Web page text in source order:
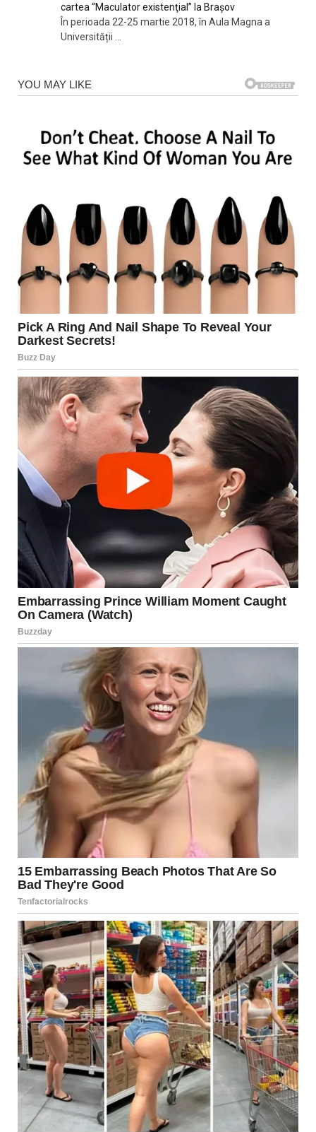
cartea “Maculator existenţial” la Braşov
În perioada 22-25 martie 2018, în Aula Magna a
Universității